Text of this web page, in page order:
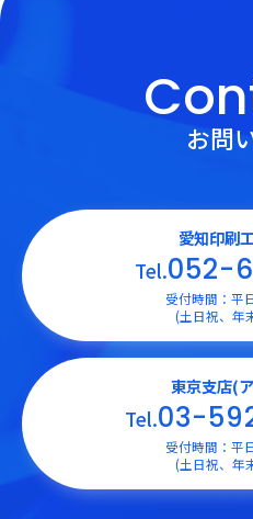
お問
愛知印刷
Tel.052-
受付時間：平
(土日祝、年
東京支店(
Tel.03-
受付時間：平
(土日祝、年